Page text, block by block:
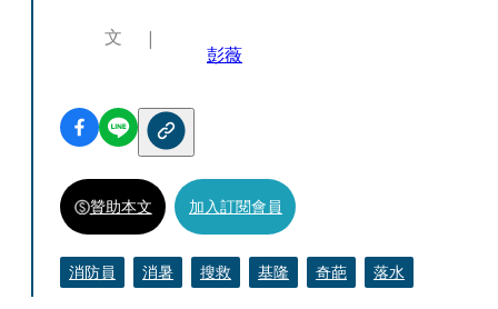
文
彭薇
贊助本文 加入訂閱會員
消防員 消暑 搜救 基隆 奇葩 落水